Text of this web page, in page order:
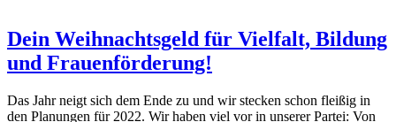
Dein Weihnachtsgeld für Vielfalt, Bildung
und Frauenförderung!
Das Jahr neigt sich dem Ende zu und wir stecken schon fleißig in
den Planungen für 2022. Wir haben viel vor in unserer Partei: Von